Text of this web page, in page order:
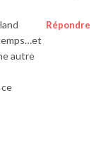
Répondre
autre